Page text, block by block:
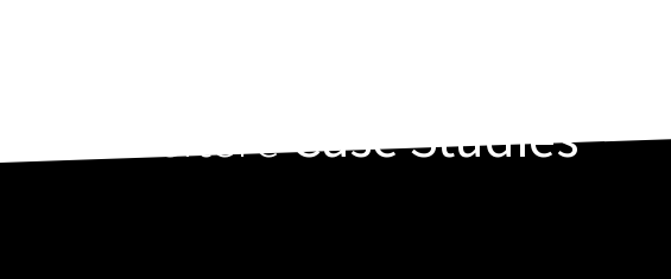
WeitereCase Studies